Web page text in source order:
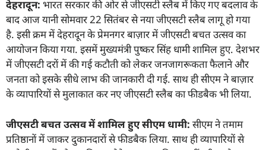
देहरादून: भारत सरकार की ओर से जीएसटी स्लैब में किए गए बदलाव के
बाद आज यानी सोमवार 22 सितंबर से नया जीएसटी स्लैब लागू हो गया
है. इसी क्रम में देहरादून के प्रेमनगर बाज़ार में जीएसटी बचत उत्सव का
आयोजन किया गया. इसमें मुख्यमंत्री पुष्कर सिंह धामी शामिल हुए. देशभर
में जीएसटी दरों में की गई कटौती को लेकर जनजागरूकता फैलाने और
जनता को इसके सीधे लाभ की जानकारी दी गई. साथ ही सीएम ने बाज़ार
के व्यापारियों से मुलाकात कर नए जीएसटी स्लैब का फीडबैक भी लिया.
जीएसटी बचत उत्सव में शामिल हुए सीएम धामी: सीएम ने तमाम
प्रतिष्ठानों में जाकर दुकानदारों से फीडबैक लिया. साथ ही व्यापारियों से